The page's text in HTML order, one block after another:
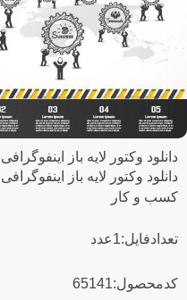
دانلود وکتور لایه باز
دانلود وکتور لایه باز
کسب و کار
تعدادفایل:1عدد
کدمحصول:65141